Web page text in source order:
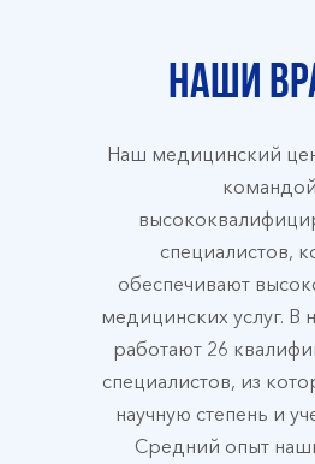
Наши
Наш медицинский
командой
специалистов,
обеспечивают
медицинских услуг. В
работают 26
специалистов, из
научную степень и
Средний опыт